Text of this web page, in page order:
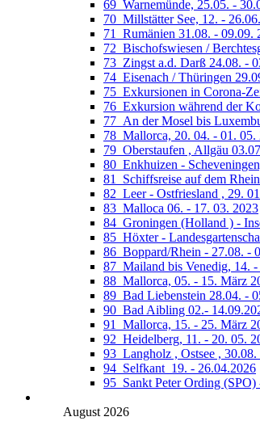
69_Warnemünde, 25.05. -
70_Millstätter See, 12. -
71_Rumänien 31.08. - 09.09.
72_Bischofswiesen /
73_Zingst a.d. Darß 24.08. -
74_Eisenach / Thüringen
75_Exkursionen in Corona-
76_Exkursion während der
77_An der Mosel bis
78_Mallorca, 20. 04. - 01. 05.
79_Oberstaufen , Allgäu
80_Enkhuizen -
81_Schiffsreise auf dem
82_Leer - Ostfriesland , 29.
83_Malloca 06. - 17. 03. 2023
84_Groningen (Holland ) -
85_Höxter -
86_Boppard/Rhein - 27.08. -
87_Mailand bis Venedig, 14.
88_Mallorca, 05. - 15. März
89_Bad Liebenstein 28.04. -
90_Bad Aibling 02.-
91_Mallorca, 15. - 25. März
92_Heidelberg, 11. - 20. 05.
93_Langholz , Ostsee ,
94_Selfkant_19. - 26.04.2026
95_Sankt Peter Ording
August 2026